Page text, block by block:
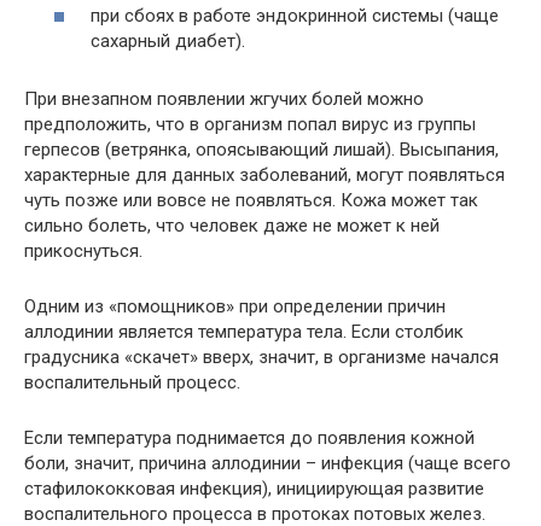
при сбоях в работе эндокринной системы (чаще
сахарный диабет).
При внезапном появлении жгучих болей можно
предположить, что в организм попал вирус из группы
герпесов (ветрянка, опоясывающий лишай). Высыпания,
характерные для данных заболеваний, могут появляться
чуть позже или вовсе не появляться. Кожа может так
сильно болеть, что человек даже не может к ней
прикоснуться.
Одним из «помощников» при определении причин
аллодинии является температура тела. Если столбик
градусника «скачет» вверх, значит, в организме начался
воспалительный процесс.
Если температура поднимается до появления кожной
боли, значит, причина аллодинии – инфекция (чаще всего
стафилококковая инфекция), инициирующая развитие
воспалительного процесса в протоках потовых желез.